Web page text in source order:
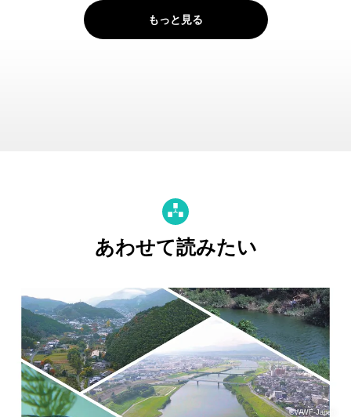
もっと見る
あわせて読みたい
©WWF-Japan